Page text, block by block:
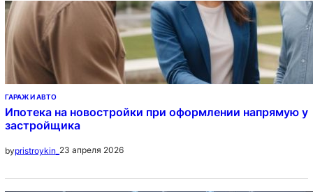
ГАРАЖ И АВТО
Ипотека на новостройки при оформлении напрямую у
застройщика
bypristroykin_ 23 апреля 2026